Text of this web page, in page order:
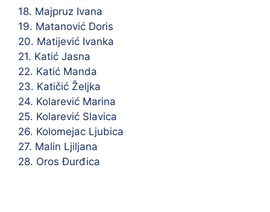
18. Majpruz Ivana
19. Matanović Doris
20. Matijević Ivanka
21. Katić Jasna
22. Katić Manda
23. Katičić Željka
24. Kolarević Marina
25. Kolarević Slavica
26. Kolomejac Ljubica
27. Malin Ljiljana
28. Oros Đurđica